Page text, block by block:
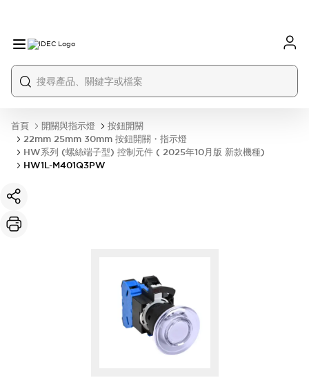
首頁 開關與指示燈
按鈕開關
22mm 25mm 30mm 按鈕開關・指示燈
HW系列 (螺絲端子型) 控制元件 ( 2025年10月版 新款機種)
HW1L-M401Q3PW